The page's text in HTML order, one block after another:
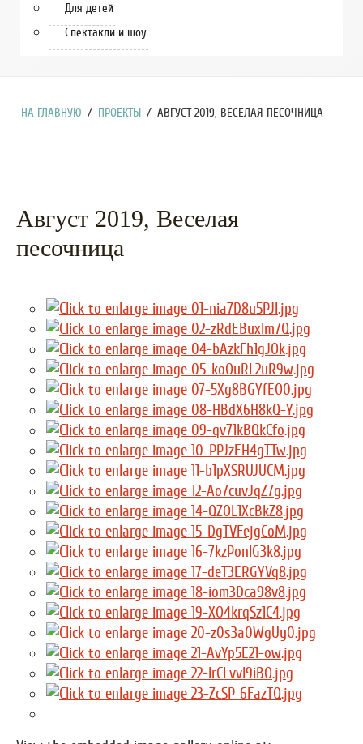
Для детей
Спектакли и шоу
НА ГЛАВНУЮ / ПРОЕКТЫ / АВГУСТ 2019, ВЕСЕЛАЯ ПЕСОЧНИЦА
Август 2019, Веселая
песочница